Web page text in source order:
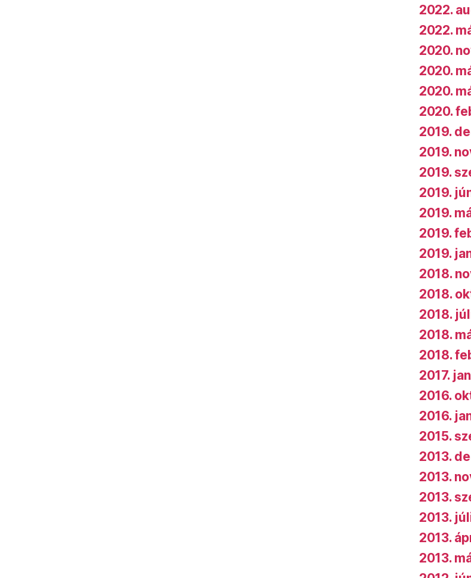
2022.
2022.
2020.
2020.
2020.
2020.
2019.
2019.
2019.
2019.
2019.
2019.
2019.
2018.
2018.
2018.
2018.
2018.
2017.
2016.
2016.
2015.
2013.
2013.
2013.
2013.
2013.
2013.